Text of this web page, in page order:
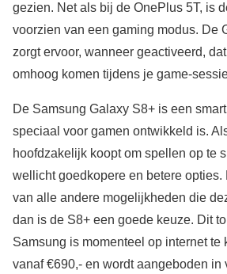
gezien. Net als bij de OnePlus 5T, is
voorzien van een gaming modus. De
zorgt ervoor, wanneer geactiveerd,
omhoog komen tijdens je game-
De Samsung Galaxy S8+ is een
speciaal voor gamen ontwikkeld is.
hoofdzakelijk koopt om spellen op te
wellicht goedkopere en betere opties.
van alle andere mogelijkheden die
dan is de S8+ een goede keuze. Dit
Samsung is momenteel op internet te
vanaf €690,- en wordt aangeboden in